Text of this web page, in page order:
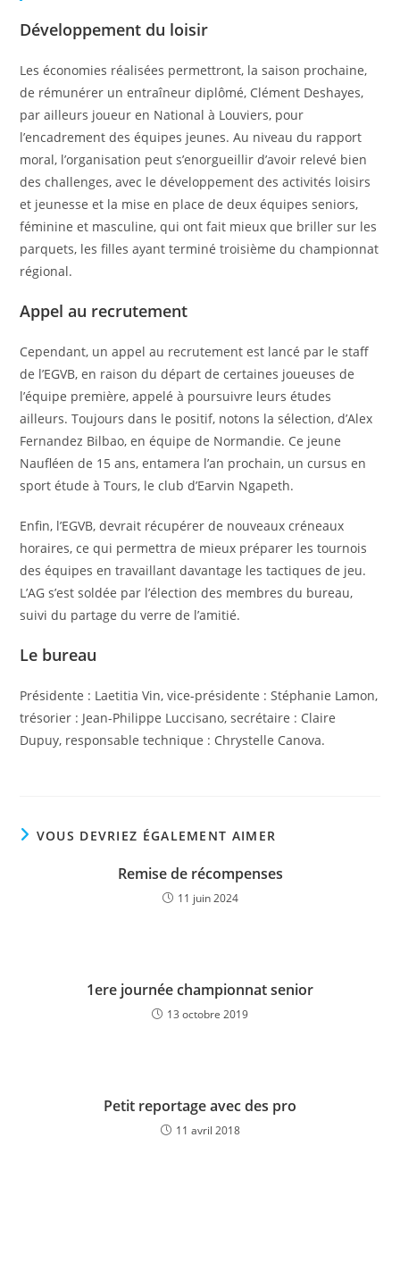
Développement du loisir
Les économies réalisées permettront, la saison prochaine,
de rémunérer un entraîneur diplômé, Clément Deshayes,
par ailleurs joueur en National à Louviers, pour
l’encadrement des équipes jeunes. Au niveau du rapport
moral, l’organisation peut s’enorgueillir d’avoir relevé bien
des challenges, avec le développement des activités loisirs
et jeunesse et la mise en place de deux équipes seniors,
féminine et masculine, qui ont fait mieux que briller sur les
parquets, les filles ayant terminé troisième du championnat
régional.
Appel au recrutement
Cependant, un appel au recrutement est lancé par le staff
de l’EGVB, en raison du départ de certaines joueuses de
l’équipe première, appelé à poursuivre leurs études
ailleurs. Toujours dans le positif, notons la sélection, d’Alex
Fernandez Bilbao, en équipe de Normandie. Ce jeune
Naufléen de 15 ans, entamera l’an prochain, un cursus en
sport étude à Tours, le club d’Earvin Ngapeth.
Enfin, l’EGVB, devrait récupérer de nouveaux créneaux
horaires, ce qui permettra de mieux préparer les tournois
des équipes en travaillant davantage les tactiques de jeu.
L’AG s’est soldée par l’élection des membres du bureau,
suivi du partage du verre de l’amitié.
Le bureau
Présidente : Laetitia Vin, vice-présidente : Stéphanie Lamon,
trésorier : Jean-Philippe Luccisano, secrétaire : Claire
Dupuy, responsable technique : Chrystelle Canova.
VOUS DEVRIEZ ÉGALEMENT AIMER
Remise de récompenses
11 juin 2024
1ere journée championnat senior
13 octobre 2019
Petit reportage avec des pro
11 avril 2018